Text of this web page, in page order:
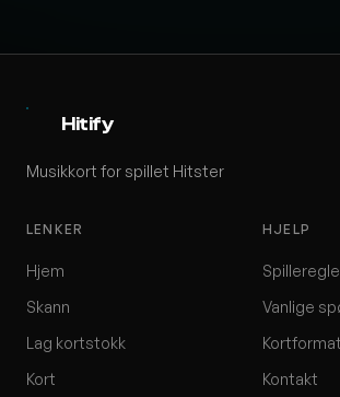
Hitify
Musikkort for spillet Hitster
LENKER
Hjem
Skann
Lag kortstokk
Kort
HJELP
Vanlige
Kontakt